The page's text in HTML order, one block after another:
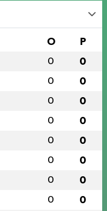
O P
0 0
0 0
0 0
0 0
0 0
0 0
0 0
0 0